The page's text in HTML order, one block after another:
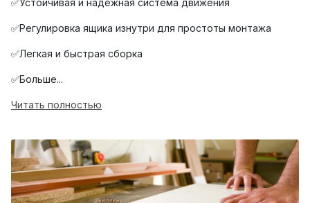
✅Регулировка ящика изнутри для простоты монтажа
✅Легкая и быстрая сборка
✅Больше...
Читать полностью